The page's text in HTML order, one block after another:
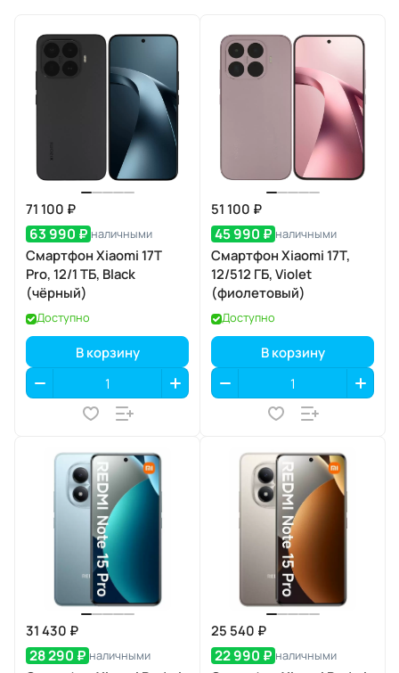
71 100 ₽
63 990 ₽ наличными
Смартфон Xiaomi 17T
Pro, 12/1 ТБ, Black
(чёрный)
Доступно
В корзину
51 100 ₽
45 990 ₽ наличными
Смартфон Xiaomi 17T,
12/512 ГБ, Violet
(фиолетовый)
Доступно
В корзину
31 430 ₽
28 290 ₽ наличными
25 540 ₽
22 990 ₽ наличными